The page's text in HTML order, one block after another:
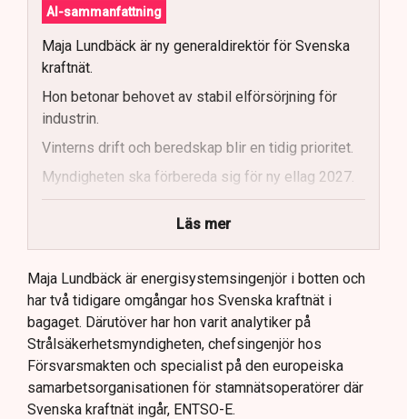
AI-sammanfattning
Maja Lundbäck är ny generaldirektör för Svenska
kraftnät.
Hon betonar behovet av stabil elförsörjning för
industrin.
Vinterns drift och beredskap blir en tidig prioritet.
Myndigheten ska förbereda sig för ny ellag 2027.
Maja Lundbäck vill se en mer proaktiv
Läs mer
Maja Lundbäck är energisystemsingenjör i botten och
har två tidigare omgångar hos Svenska kraftnät i
bagaget. Därutöver har hon varit analytiker på
Strålsäkerhetsmyndigheten, chefsingenjör hos
Försvarsmakten och specialist på den europeiska
samarbetsorganisationen för stamnätsoperatörer där
Svenska kraftnät ingår, ENTSO-E.